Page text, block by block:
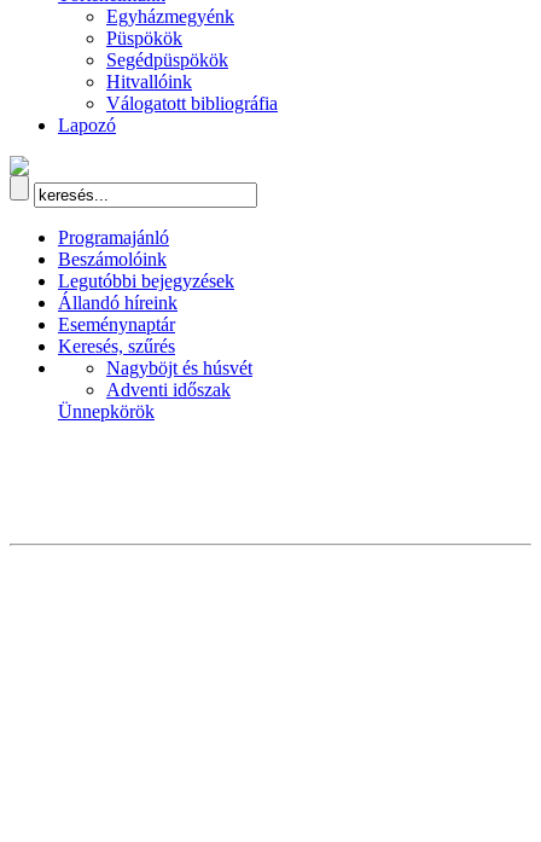
Egyházmegyénk
Püspökök
Segédpüspökök
Hitvallóink
Válogatott bibliográfia
Lapozó
Programajánló
Beszámolóink
Legutóbbi bejegyzések
Állandó híreink
Eseménynaptár
Keresés, szűrés
Nagyböjt és húsvét
Adventi időszak
Ünnepkörök